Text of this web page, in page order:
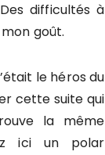
difficultés à
goût.
le héros du
cette suite qui
la même
ici un polar